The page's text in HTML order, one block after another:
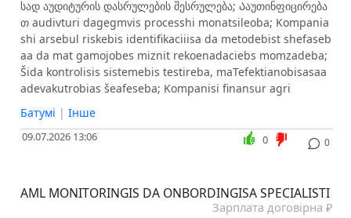
სად აუდიტურის დასრულების შესრულება; Ააუთინფიცირება
თ audivturi dagegmvis processhi monatsileoba; Kompania
shi arsebul riskebis identifikaciiisa da metodebist shefaseb
aa da mat gamojobes miznit rekoenadaciebs momzadeba;
Šida kontrolisis sistemebis testireba, maTefektianobisasaa
adevakutrobias šeafeseba; Kompanisi finansur agri
Батумі | Інше
09.07.2026 13:06 0
0
AML MONITORINGIS DA ONBORDINGISA SPECIALISTI
Зарплата договірна ₽